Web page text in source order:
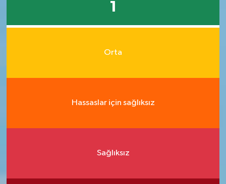
1
Orta
Hassaslar için sağlıksız
Sağlıksız